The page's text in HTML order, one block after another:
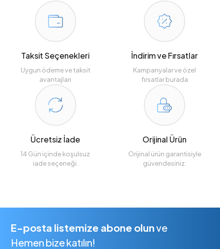
Taksit Seçenekleri
Uygun ödeme ve taksit
avantajları
İndirim ve Fırsatlar
Kampanyalar ve özel
fırsatlar burada
Ücretsiz İade
14 Gün içinde koşulsuz
iade seçeneği.
Orijinal Ürün
Orijinal ürün garantisiyle
güvendesiniz.
E-posta listemize abone olunve
Hemen bize katılın!